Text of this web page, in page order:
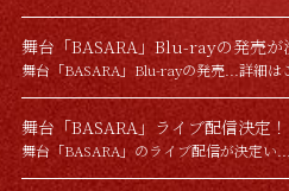
舞台「BASARA」Blu-rayの発売が
舞台「BASARA」Blu-rayの発売...詳細は
舞台「BASARA」ライブ配信決定！
舞台「BASARA」のライブ配信が決定い